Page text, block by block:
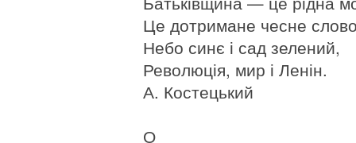
Це дотримане чесне
Небо синє і сад зелений,
Революція, мир і Ленін.
А. Костецький
О